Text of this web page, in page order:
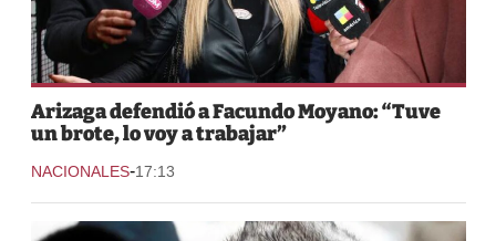
Arizaga defendió a Facundo Moyano: “Tuve
un brote, lo voy a trabajar”
NACIONALES-17:13